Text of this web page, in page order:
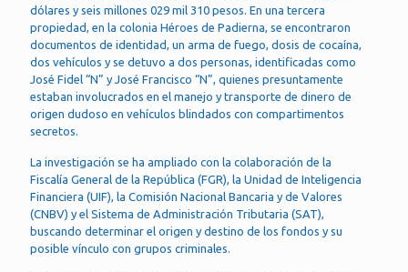
dólares y seis millones 029 mil 310 pesos. En una tercera
propiedad, en la colonia Héroes de Padierna, se encontraron
documentos de identidad, un arma de fuego, dosis de cocaína,
dos vehículos y se detuvo a dos personas, identificadas como
José Fidel “N” y José Francisco “N”, quienes presuntamente
estaban involucrados en el manejo y transporte de dinero de
origen dudoso en vehículos blindados con compartimentos
secretos.
La investigación se ha ampliado con la colaboración de la
Fiscalía General de la República (FGR), la Unidad de Inteligencia
Financiera (UIF), la Comisión Nacional Bancaria y de Valores
(CNBV) y el Sistema de Administración Tributaria (SAT),
buscando determinar el origen y destino de los fondos y su
posible vínculo con grupos criminales.